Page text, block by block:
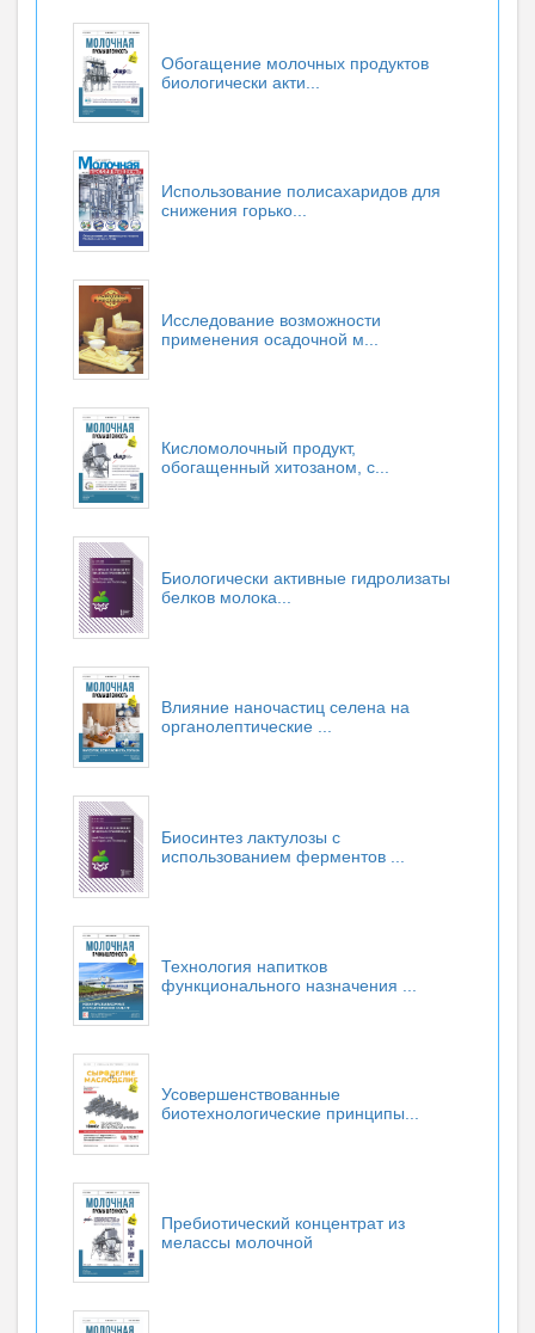
Обогащение молочных продуктов
биологически акти...
Использование полисахаридов для
снижения горько...
Исследование возможности
применения осадочной м...
Кисломолочный продукт,
обогащенный хитозаном, с...
Биологически активные гидролизаты
белков молока...
Влияние наночастиц селена на
органолептические ...
Биосинтез лактулозы с
использованием ферментов ...
Технология напитков
функционального назначения ...
Усовершенствованные
биотехнологические принципы...
Пребиотический концентрат из
мелассы молочной